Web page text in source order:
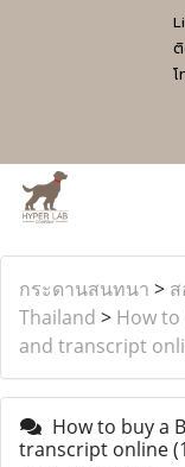
กระดานสนทนา >
Thailand > How to
and transcript
How to buy a
transcript online